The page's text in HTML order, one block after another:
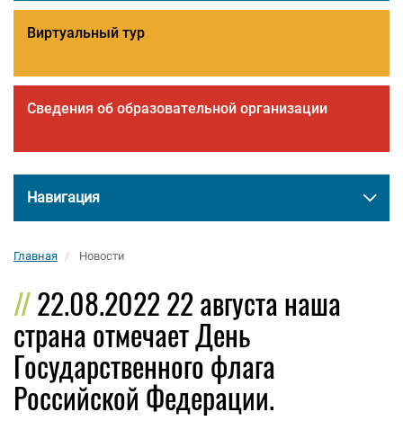
Виртуальный тур
Сведения об образовательной организации
Навигация
Главная Новости
22.08.2022 22 августа наша
страна отмечает День
Государственного флага
Российской Федерации.